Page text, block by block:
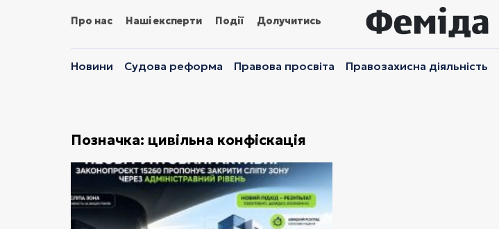
Про нас Наші експерти Події Долучитись
Новини Судова реформа Правова просвіта Правозахисна діяльність
Позначка: цивільна конфіскація